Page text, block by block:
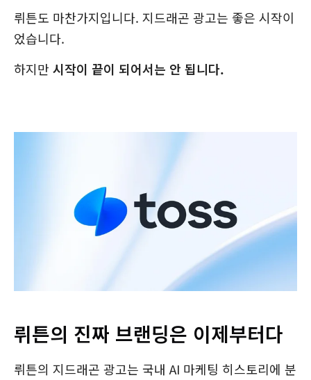
뤼튼도 마찬가지입니다. 지드래곤 광고는 좋은 시작이
었습니다.
하지만 시작이 끝이 되어서는 안 됩니다.
뤼튼의 진짜 브랜딩은 이제부터다
뤼튼의 지드래곤 광고는 국내 AI 마케팅 히스토리에 분